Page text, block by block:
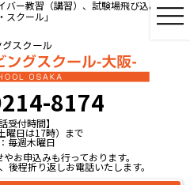
ー教習（講習）、試験場飛び込み教習、
クール」
8174
受付時間】
曜日は17時）まで
毎週木曜日
お申込みも行っております。
後程折り返しお電話いたします。